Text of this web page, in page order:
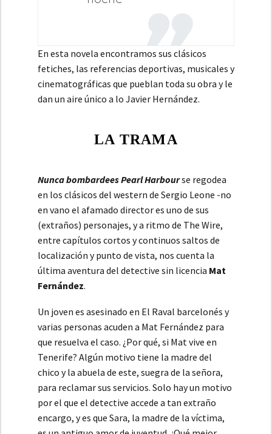
En esta novela encontramos sus clásicos
fetiches, las referencias deportivas, musicales y
cinematográficas que pueblan toda su obra y le
dan un aire único a lo Javier Hernández.
LA TRAMA
Nunca bombardees Pearl Harbourse regodea
en los clásicos del western de Sergio Leone -no
en vano el afamado director es uno de sus
(extraños) personajes, y a ritmo de The Wire,
entre capítulos cortos y continuos saltos de
localización y punto de vista, nos cuenta la
última aventura del detective sin licencia Mat
Fernández.
Un joven es asesinado en El Raval barcelonés y
varias personas acuden a Mat Fernández para
que resuelva el caso. ¿Por qué, si Mat vive en
Tenerife? Algún motivo tiene la madre del
chico y la abuela de este, suegra de la señora,
para reclamar sus servicios. Solo hay un motivo
por el que el detective accede a tan extraño
encargo, y es que Sara, la madre de la víctima,